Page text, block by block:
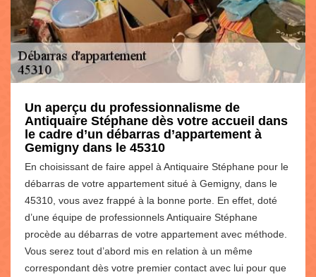
Un aperçu du professionnalisme de
Antiquaire Stéphane dès votre accueil dans
le cadre d’un débarras d’appartement à
Gemigny dans le 45310
En choisissant de faire appel à Antiquaire Stéphane pour le
débarras de votre appartement situé à Gemigny, dans le
45310, vous avez frappé à la bonne porte. En effet, doté
d’une équipe de professionnels Antiquaire Stéphane
procède au débarras de votre appartement avec méthode.
Vous serez tout d’abord mis en relation à un même
correspondant dès votre premier contact avec lui pour que